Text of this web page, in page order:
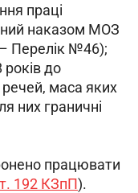
праці
наказом МОЗ
– Перелік №46);
до
речей, маса яких
них граничні
працювати
192 КЗпП).